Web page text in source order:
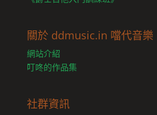
關於 ddmusic.in 噹代音樂
網站介紹
叮咚的作品集
社群資訊